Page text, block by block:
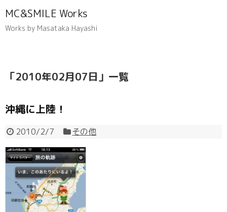
MC&SMILE Works
Works by Masataka Hayashi
「2010年02月07日 」 一覧
沖縄に上陸！
2010/2/7 その他